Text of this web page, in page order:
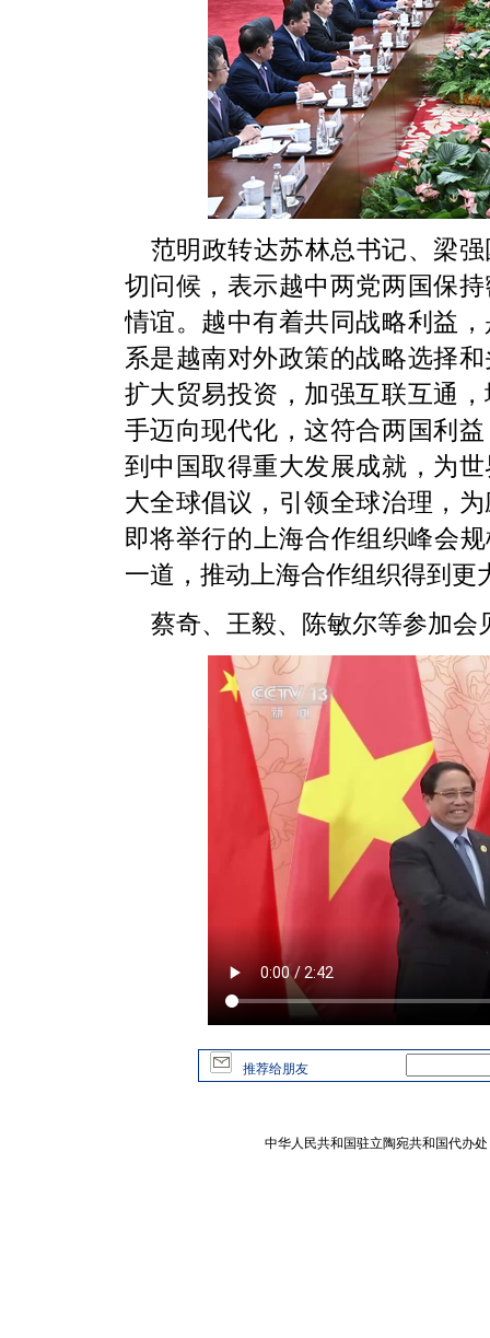
范明政转达苏林总书记、梁
切问候，表示越中两党两国保
情谊。越中有着共同战略利益
系是越南对外政策的战略选择
扩大贸易投资，加强互联互通
手迈向现代化，这符合两国利
到中国取得重大发展成就，为
大全球倡议，引领全球治理，
即将举行的上海合作组织峰会
一道，推动上海合作组织得到更
蔡奇、王毅、陈敏尔等参加会
推荐给朋友
中华人民共和国驻立陶宛共和国代办处